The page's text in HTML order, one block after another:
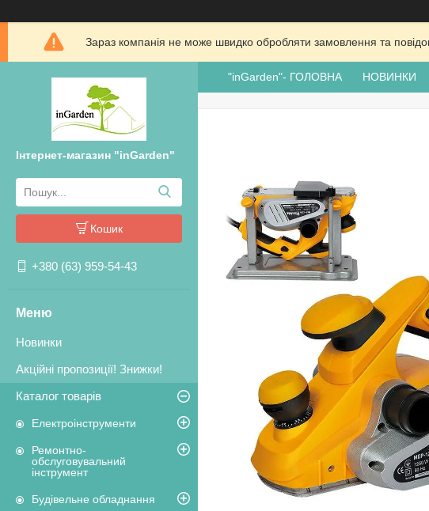
Зараз компанія не може швидко обробляти замовлення та
Інтернет-магазин "inGarden"
Кошик
+380 (63) 959-54-43
Новинки
Акційні пропозиції! Знижки!
Каталог товарів
Електроінструменти
Ремонтно-
обслуговувальний
інструмент
Будівельне обладнання
"inGarden"- ГОЛОВНА НОВИНКИ